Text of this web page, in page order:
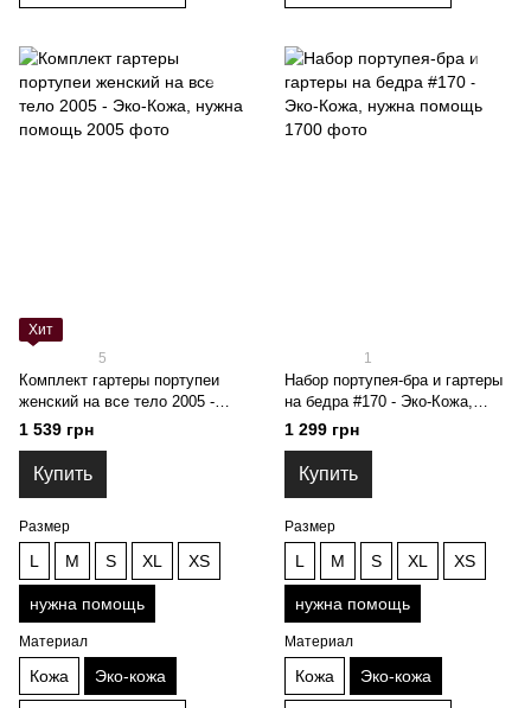
Хит
5
Комплект гартеры портупеи
женский на все тело 2005 -
Эко-Кожа, нужна помощь
1 539 грн
Купить
Размер
L M S XL XS
нужна помощь
Материал
Кожа Эко-кожа
1
Набор портупея-бра и гартеры
на бедра #170 - Эко-Кожа,
нужна помощь
1 299 грн
Купить
Размер
L M S XL XS
нужна помощь
Материал
Кожа Эко-кожа